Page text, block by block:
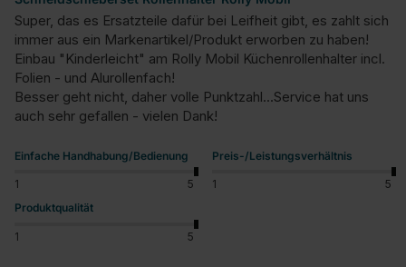
Super, das es Ersatzteile dafür bei Leifheit gibt, es zahlt sich
immer aus ein Markenartikel/Produkt erworben zu haben!
Einbau "Kinderleicht" am Rolly Mobil Küchenrollenhalter incl.
Folien - und Alurollenfach!
Besser geht nicht, daher volle Punktzahl...Service hat uns
auch sehr gefallen - vielen Dank!
Einfache Handhabung/Bedienung
1 5
Preis-/Leistungsverhältnis
1
5
Produktqualität
1 5